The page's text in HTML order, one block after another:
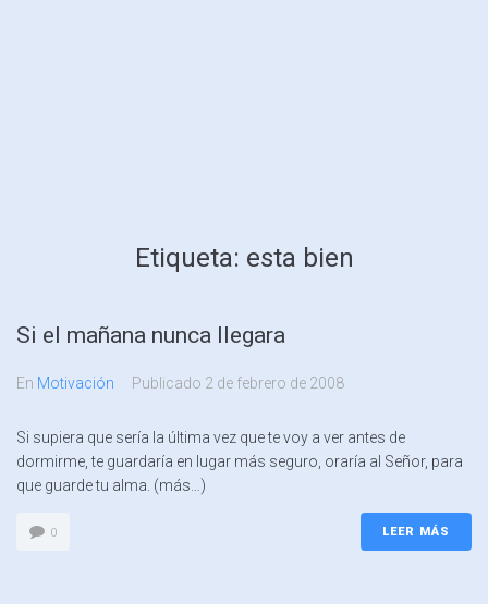
Etiqueta: esta bien
Si el mañana nunca llegara
En Motivación Publicado 2 de febrero de 2008
Si supiera que sería la última vez que te voy a ver antes de
dormirme, te guardaría en lugar más seguro, oraría al Señor, para
que guarde tu alma. (más…)
0 LEER MÁS